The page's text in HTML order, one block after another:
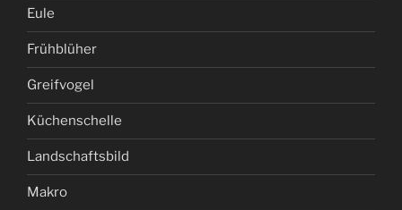
Eule
Frühblüher
Greifvogel
Küchenschelle
Landschaftsbild
Makro